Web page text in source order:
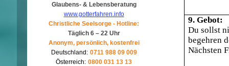
9. Gebot:
Du sollst
begehren
Nächsten
Glaubens- & Lebensberatung
www.gotterfahren.info
Christliche Seelsorge - Hotline:
Täglich 6 – 22 Uhr
Anonym, persönlich, kostenfrei
Deutschland: 0711 988 09 009
Österreich: 0800 031 13 13